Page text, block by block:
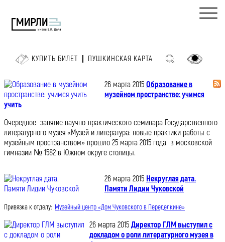
КУПИТЬ БИЛЕТ ПУШКИНСКАЯ КАРТА
26 марта 2015 Образование в
музейном пространстве: учимся
учить
Очередное занятие научно-практического семинара Государственного
литературного музея «Музей и литература: новые практики работы с
музейным пространством» прошло 25 марта 2015 года в московской
гимназии № 1582 в Южном округе столицы.
26 марта 2015 Некруглая дата.
Памяти Лидии Чуковской
Привязка к отделу: Музейный центр «Дом Чуковского в Переделкине»
26 марта 2015 Директор ГЛМ выступил с
докладом о роли литературного музея в